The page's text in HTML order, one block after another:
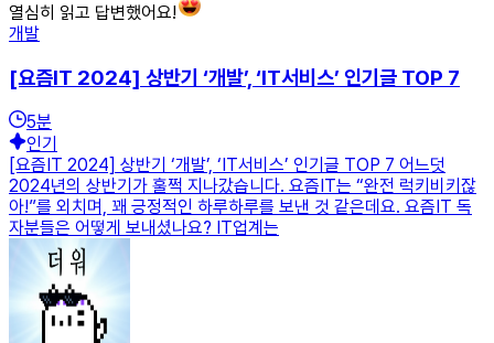
열심히 읽고 답변했어요!
개발
[요즘IT 2024] 상반기 ‘개발’, ‘IT서비스’ 인기글 TOP 7
5분
인기
[요즘IT 2024] 상반기 ‘개발’, ‘IT서비스’ 인기글 TOP 7 어느덧
2024년의 상반기가 훌쩍 지나갔습니다. 요즘IT는 “완전 럭키비키잖
아!”를 외치며, 꽤 긍정적인 하루하루를 보낸 것 같은데요. 요즘IT 독
자분들은 어떻게 보내셨나요? IT업계는